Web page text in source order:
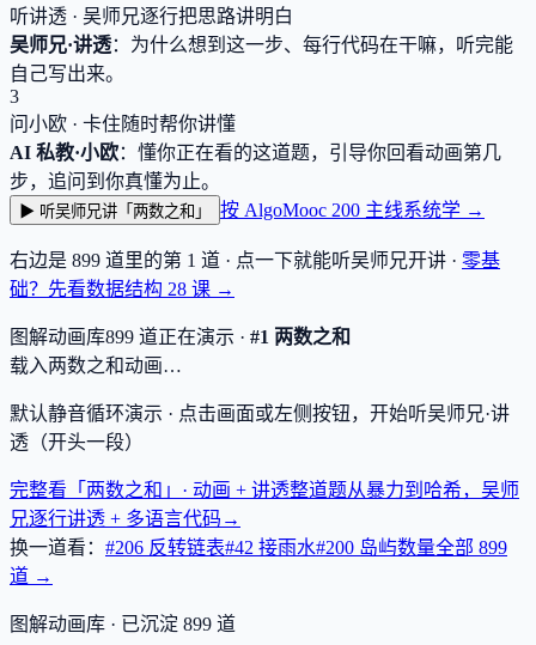
听讲透 · 吴师兄逐行把思路讲明白
吴师兄·讲透：为什么想到这一步、每行代码在干嘛，听完能
自己写出来。
3
问小欧 · 卡住随时帮你讲懂
AI 私教·小欧：懂你正在看的这道题，引导你回看动画第几
步，追问到你真懂为止。
▶ 听吴师兄讲「两数之和」 按 AlgoMooc 200 主线系统学 →
右边是 899 道里的第 1 道 · 点一下就能听吴师兄开讲 · 零基
础？先看数据结构 28 课 →
图解动画库899 道正在演示 · #1 两数之和
载入两数之和动画…
默认静音循环演示 · 点击画面或左侧按钮，开始听吴师兄·讲
透（开头一段）
完整看「两数之和」· 动画 + 讲透整道题从暴力到哈希，吴师
兄逐行讲透 + 多语言代码 →
换一道看： #206 反转链表#42 接雨水#200 岛屿数量全部 899
道 →
图解动画库 · 已沉淀 899 道